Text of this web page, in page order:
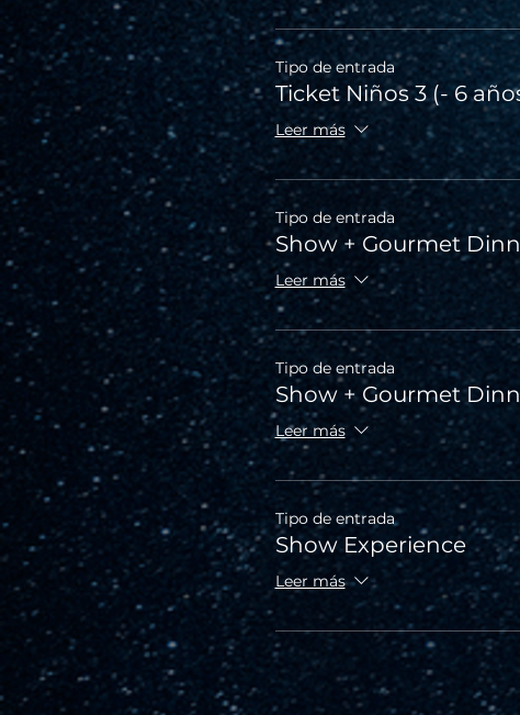
Tipo de entrada
Ticket Niños 3 (- 6
Leer más
Tipo de entrada
Show + Gourmet
Leer más
Tipo de entrada
Show + Gourmet
Leer más
Tipo de entrada
Show Experience
Leer más